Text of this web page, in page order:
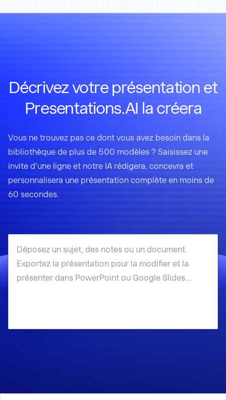
Décrivez votre présentation et
Presentations.AI la créera
Vous ne trouvez pas ce dont vous avez besoin dans la
bibliothèque de plus de 500 modèles ? Saisissez une
invite d'une ligne et notre IA rédigera, concevra et
personnalisera une présentation complète en moins de
60 secondes.